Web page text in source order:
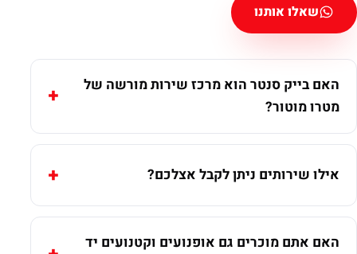
שאלו אותנו
האם בייק סנטר הוא מרכז שירות מורשה של
מטרו מוטור?
אילו שירותים ניתן לקבל אצלכם?
האם אתם מוכרים גם אופנועים וקטנועים יד